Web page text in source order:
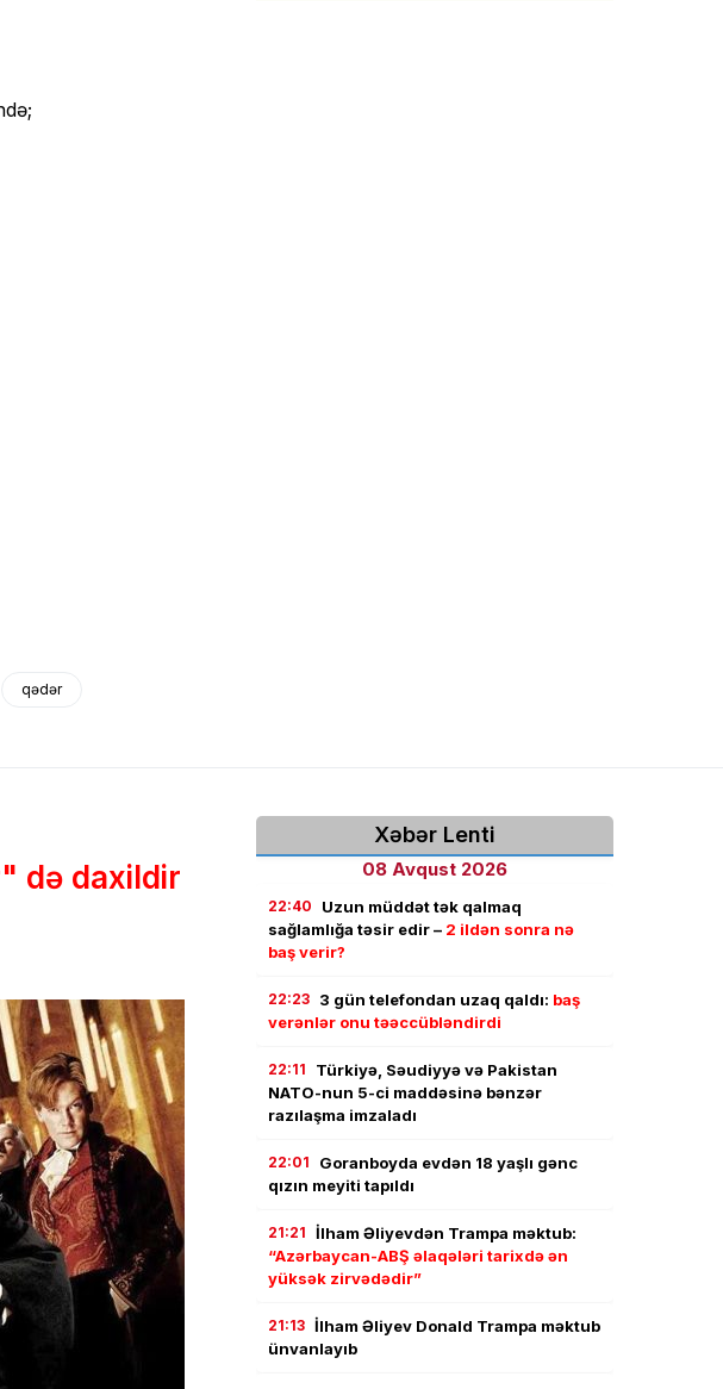
qədər
də daxildir
Xəbər Lenti
08 Avqust 2026
22:40
Uzun müddət tək qalmaq
sağlamlığa təsir edir – 2 ildən sonra nə
baş verir?
22:23 3 gün telefondan uzaq qaldı: baş
verənlər onu təəccübləndirdi
22:11
Türkiyə, Səudiyyə və Pakistan
NATO-nun 5-ci maddəsinə bənzər
razılaşma imzaladı
22:01
Goranboyda evdən 18 yaşlı gənc
qızın meyiti tapıldı
21:21 İlham Əliyevdən Trampa məktub:
“Azərbaycan-ABŞ əlaqələri tarixdə ən
yüksək zirvədədir”
21:13 İlham Əliyev Donald Trampa məktub
ünvanlayıb